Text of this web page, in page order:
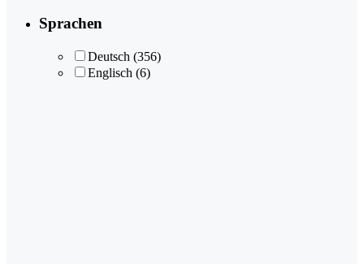
Sprachen
Deutsch (356)
Englisch (6)